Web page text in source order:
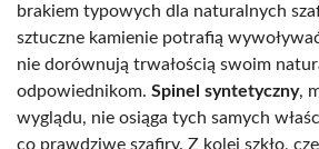
brakiem typowych dla naturalnych
sztuczne kamienie potrafią
nie dorównują trwałością swoim
odpowiednikom. Spinel syntetyczny,
wyglądu, nie osiąga tych samych
co prawdziwe szafiry. Z kolei szkło,